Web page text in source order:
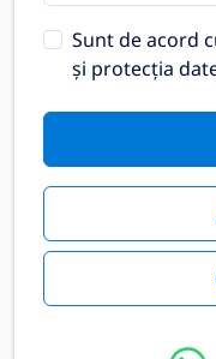
Sunt de acord
și protecția